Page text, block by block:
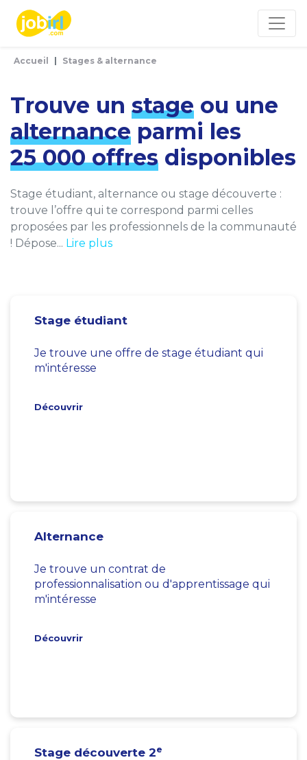
Accueil Stages & alternance
Trouve un stage ou une
alternance parmi les
25 000 offres disponibles
Stage étudiant, alternance ou stage découverte :
trouve l’offre qui te correspond parmi celles
proposées par les professionnels de la communauté
! Dépose... Lire plus
Stage étudiant
Je trouve une offre de stage étudiant qui
m'intéresse
Découvrir
Alternance
Je trouve un contrat de
professionnalisation ou d'apprentissage qui
m'intéresse
Découvrir
Stage découverte 2e
Panneau de gestion des cookies